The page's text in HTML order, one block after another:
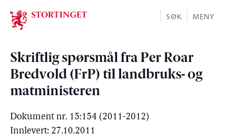
Stortinget.no
SØK MENY
Skriftlig spørsmål fra Per Roar
Bredvold (FrP) til landbruks- og
matministeren
Dokument nr. 15:154 (2011-2012)
Innlevert: 27.10.2011